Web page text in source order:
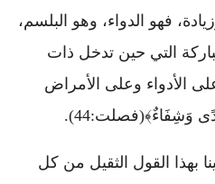
فهو الدواء، وهو البلسم،
التي حين تدخل ذات
الأدواء وعلى الأمراض
وَشِفَاءٌ﴾(فصلت:44).
بهذا القول الثقيل من كل